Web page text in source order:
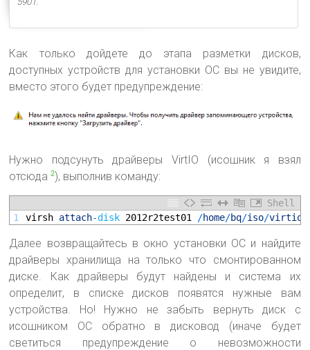
Как только дойдете до этапа разметки дисков,
доступных устройств для установки ОС вы не увидите,
вместо этого будет предупреждение:
Нужно подсунуть драйверы VirtIO (исошник я взял
отсюда 2), выполнив команду:
Shell
1
virsh attach-disk 2012r2test01 /home/bq/iso/virtio
Далее возвращайтесь в окно установки ОС и найдите
драйверы хранилища на только что смонтированном
диске. Как драйверы будут найдены и система их
определит, в списке дисков появятся нужные вам
устройства. Но! Нужно не забыть вернуть диск с
исошником ОС обратно в дисковод (иначе будет
светиться предупреждение о невозможности